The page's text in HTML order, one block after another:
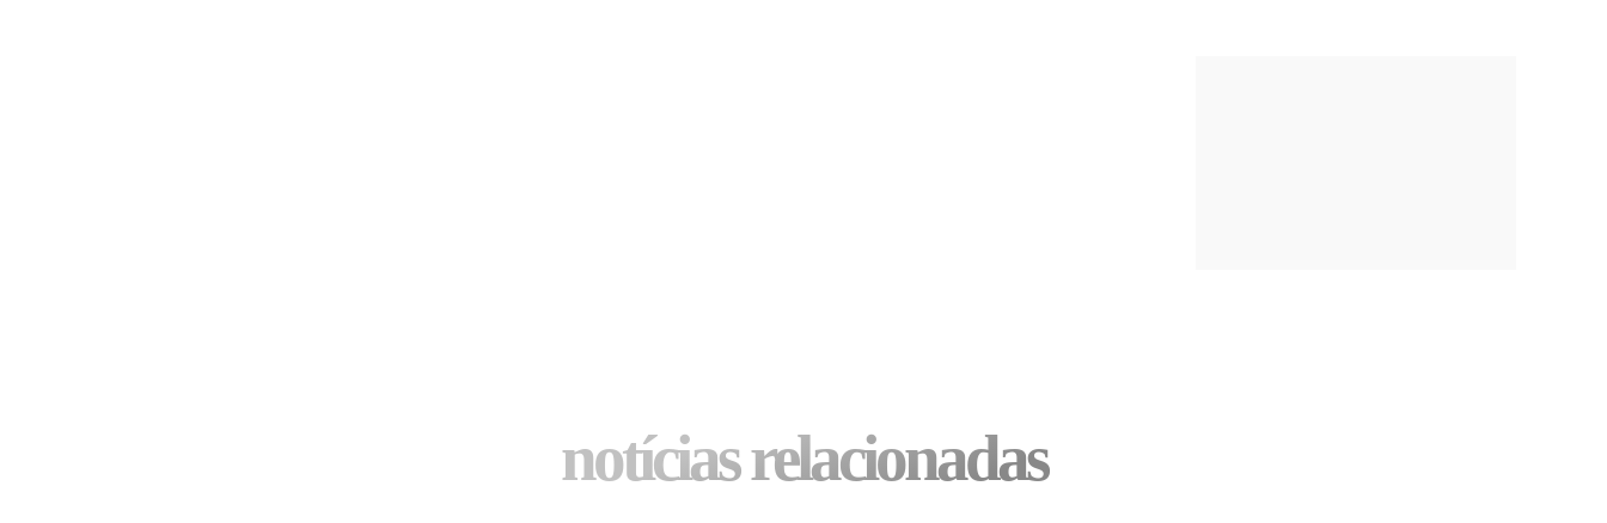
notícias relacionadas